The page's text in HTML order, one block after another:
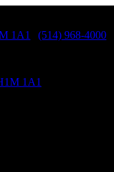
1A1 (514) 968-4000
1A1